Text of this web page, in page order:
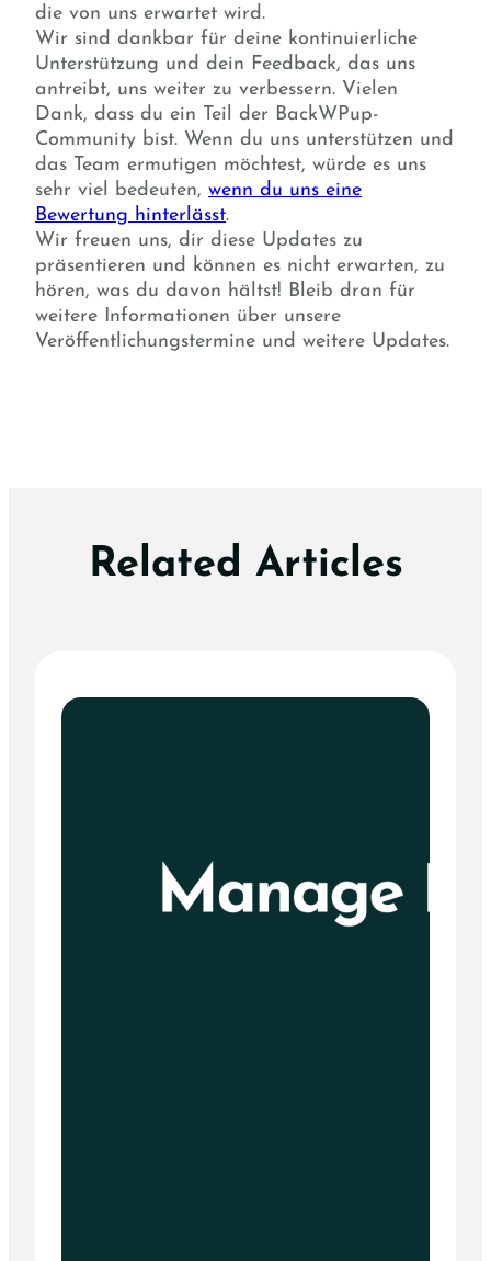
die von uns erwartet wird.
Wir sind dankbar für deine kontinuierliche
Unterstützung und dein Feedback, das uns
antreibt, uns weiter zu verbessern. Vielen
Dank, dass du ein Teil der BackWPup-
Community bist. Wenn du uns unterstützen und
das Team ermutigen möchtest, würde es uns
sehr viel bedeuten, wenn du uns eine
Bewertung hinterlässt.
Wir freuen uns, dir diese Updates zu
präsentieren und können es nicht erwarten, zu
hören, was du davon hältst! Bleib dran für
weitere Informationen über unsere
Veröffentlichungstermine und weitere Updates.
Related Articles